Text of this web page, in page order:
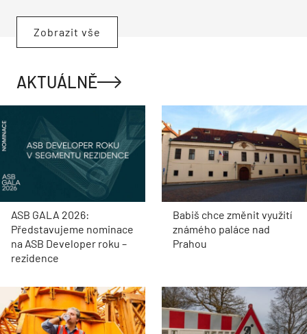
Zobrazit vše
AKTUÁLNĚ
ASB GALA 2026:
Představujeme nominace
na ASB Developer roku –
rezidence
Babiš chce změnit využití
známého paláce nad
Prahou